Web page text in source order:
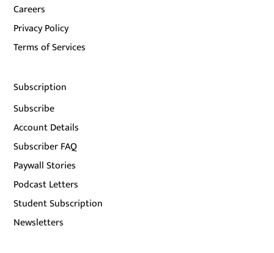
Careers
Privacy Policy
Terms of Services
Subscription
Subscribe
Account Details
Subscriber FAQ
Paywall Stories
Podcast Letters
Student Subscription
Newsletters